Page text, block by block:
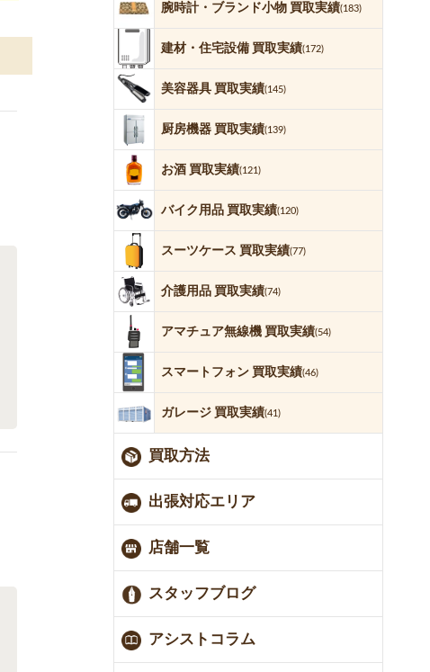
腕時計・ブランド小物 買取実績(183)
建材・住宅設備 買取実績(172)
美容器具 買取実績(145)
厨房機器 買取実績(139)
お酒 買取実績(121)
バイク用品 買取実績(120)
スーツケース 買取実績(77)
介護用品 買取実績(74)
アマチュア無線機 買取実績(54)
スマートフォン 買取実績(46)
ガレージ 買取実績(41)
買取方法
出張対応エリア
店舗一覧
スタッフブログ
アシストコラム